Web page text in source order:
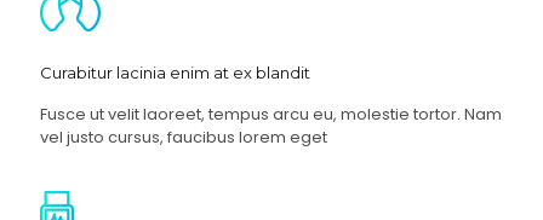
Curabitur lacinia enim at ex blandit
Fusce ut velit laoreet, tempus arcu eu, molestie tortor. Nam
vel justo cursus, faucibus lorem eget